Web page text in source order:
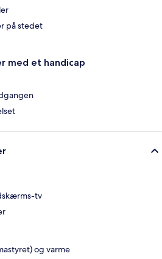
på stedet
med et handicap
tv
og varme